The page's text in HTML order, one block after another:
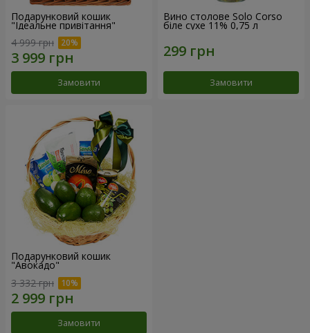
Подарунковий кошик
"Ідеальне привітання"
4 999 грн
Замовити
Вино столове Solo Corso
біле сухе 11% 0,75 л
Замовити
Подарунковий кошик
"Авокадо"
3 332 грн
Замовити